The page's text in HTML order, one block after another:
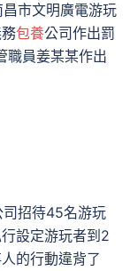
市文明廣電游玩
包養公司作出罰
職員姜某某作出
招待45名游玩
設定游玩者到2
的行動違背了